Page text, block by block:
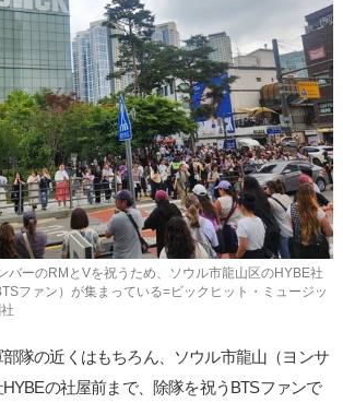
バーのRMとVを祝うため、ソウル市龍山区のHYBE社
ファン）が集まっている=ビックヒット・ミュージッ
隊の近くはもちろん、ソウル市龍山（ヨンサ
の社屋前まで、除隊を祝うBTSファンで